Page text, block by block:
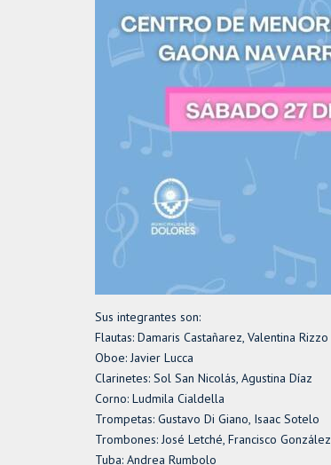
Sus integrantes son:
Flautas: Damaris Castañarez, Valentina Rizzo
Oboe: Javier Lucca
Clarinetes: Sol San Nicolás, Agustina Díaz
Corno: Ludmila Cialdella
Trompetas: Gustavo Di Giano, Isaac Sotelo
Trombones: José Letché, Francisco González
Tuba: Andrea Rumbolo